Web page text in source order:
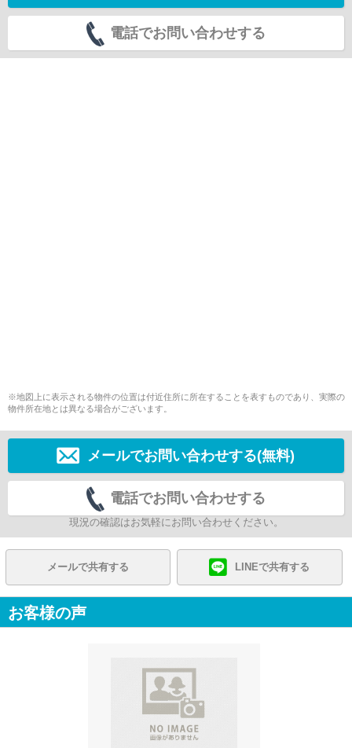
電話でお問い合わせする
※地図上に表示される物件の位置は付近住所に所在することを表すものであり、実際の
物件所在地とは異なる場合がございます。
メールでお問い合わせする(無料)
電話でお問い合わせする
現況の確認はお気軽にお問い合わせください。
メールで共有する LINEで共有する
お客様の声